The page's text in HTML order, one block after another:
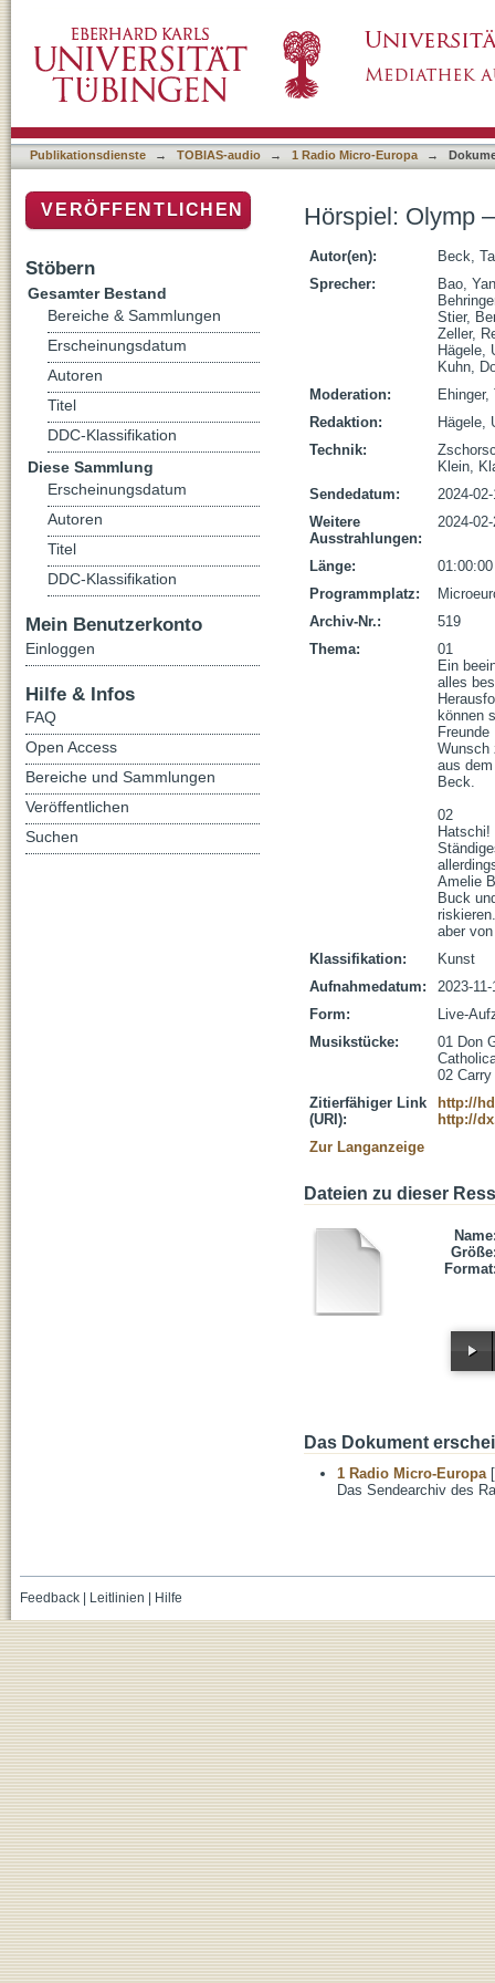
Publikationsdienste → TOBIAS-audio → 1 Radio Micro-Europa →
Hörspiel: Olymp
Autor(en):
Beck,
Sprecher:
Bao,
Stier,
Zeller,
Hägele,
Kuhn,
Moderation:
Ehinger,
Redaktion:
Hägele,
Technik:
Klein,
Sendedatum:
2024-
Weitere
Ausstrahlungen:
2024-
Länge:
01:00:00
Programmplatz:
Archiv-Nr.:
519
Thema:
01
Ein
alles
können
Wunsch
aus
Beck.
02
Amelie
Buck
aber
Klassifikation:
Kunst
Aufnahmedatum:
2023-11-
Form:
Live-
Musikstücke:
01 Don
02
Zitierfähiger Link
(URI):
http://
http://
Zur Langanzeige
Dateien zu dieser
Das Dokument
1 Radio Micro-Europa
Das Sendearchiv des
VERÖFFENTLICHEN
Stöbern
Gesamter Bestand
Bereiche & Sammlungen
Erscheinungsdatum
Autoren
Titel
DDC-Klassifikation
Diese Sammlung
Erscheinungsdatum
Autoren
Titel
DDC-Klassifikation
Mein Benutzerkonto
Einloggen
Hilfe & Infos
FAQ
Open Access
Bereiche und Sammlungen
Veröffentlichen
Suchen
Feedback| Leitlinien Hilfe